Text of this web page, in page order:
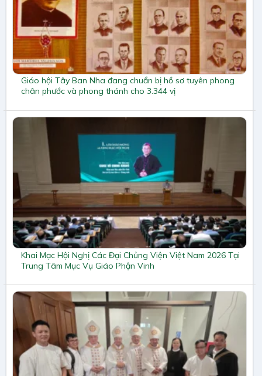
Giáo hội Tây Ban Nha đang chuẩn bị hồ sơ tuyên phong
chân phước và phong thánh cho 3.344 vị
Khai Mạc Hội Nghị Các Đại Chủng Viện Việt Nam 2026 Tại
Trung Tâm Mục Vụ Giáo Phận Vinh